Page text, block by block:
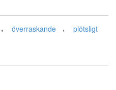
, överraskande , plötsligt